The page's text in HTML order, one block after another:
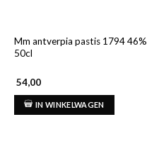
Mm antverpia pastis 1794 46%
50cl
54,00
IN WINKELWAGEN